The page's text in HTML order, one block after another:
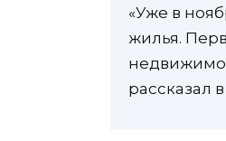
«Уже в
жилья.
рассказал